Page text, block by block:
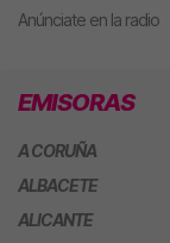
Anúnciate en la radio
EMISORAS
A CORUÑA
ALBACETE
ALICANTE